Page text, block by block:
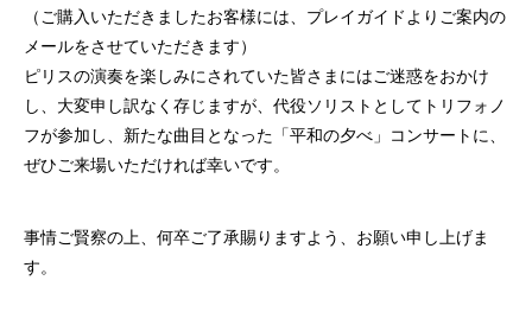
（ご購入いただきましたお客様には、プレイガイドよりご案内の
メールをさせていただきます）
ピリスの演奏を楽しみにされていた皆さまにはご迷惑をおかけ
し、大変申し訳なく存じますが、代役ソリストとしてトリフォノ
フが参加し、新たな曲目となった「平和の夕べ」コンサートに、
ぜひご来場いただければ幸いです。
事情ご賢察の上、何卒ご了承賜りますよう、お願い申し上げま
す。